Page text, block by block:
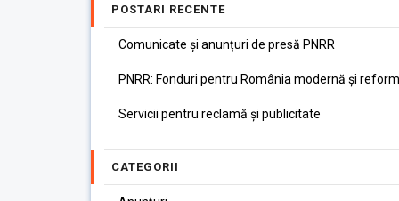
POSTARI RECENTE
Comunicate și anunțuri de presă PNRR
PNRR: Fonduri pentru România modernă și
Servicii pentru reclamă și publicitate
CATEGORII